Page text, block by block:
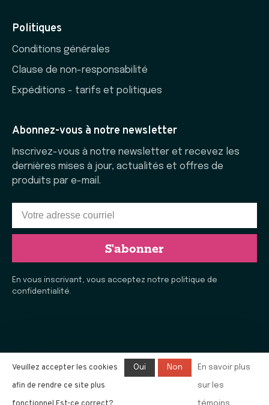
Politiques
Conditions générales
Clause de non-responsabilité
Expéditions - tarifs et politiques
Abonnez-vous à notre newsletter
Inscrivez-vous à notre newsletter et recevez les
dernières mises à jour, actualités et offres de
produits par e-mail.
S'abonner
En vous inscrivant, vous acceptez notre politique de
confidentialité.
© Copyright 2026 La Vie Laine de Rimouski
- Tous droits
réservés. E-commerce propulsé par
l'agence e-commerce
Veuillez accepter les cookies
afin de rendre ce site plus
Oui Non En savoir plus
sur les